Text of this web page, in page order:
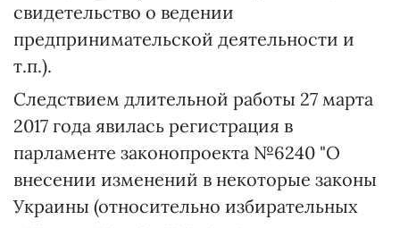
свидетельство о ведении
предпринимательской деятельности и
т.п.).
Следствием длительной работы 27 марта
2017 года явилась регистрация в
парламенте законопроекта №6240 "О
внесении изменений в некоторые законы
Украины (относительно избирательных